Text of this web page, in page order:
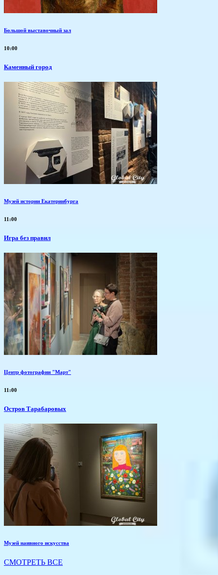
Большой выставочный зал
10:00
Каменный город
Музей истории Екатеринбурга
11:00
​Игра без правил
Центр фотографии "Март"
11:00
Остров Тарабаровых
Музей наивного искусства
СМОТРЕТЬ ВСЕ